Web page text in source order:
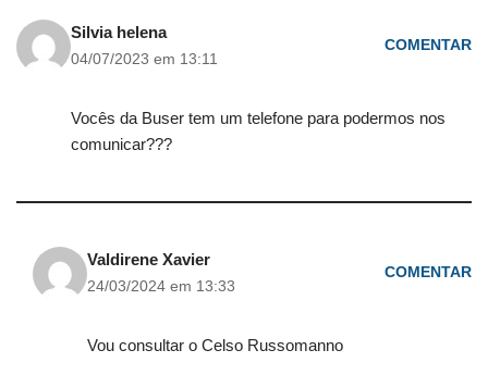
Silvia helena
04/07/2023 em 13:11
COMENTAR
Vocês da Buser tem um telefone para podermos nos
comunicar???
Valdirene Xavier
24/03/2024 em 13:33
COMENTAR
Vou consultar o Celso Russomanno